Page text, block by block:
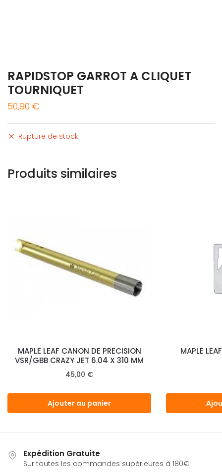
RAPIDSTOP GARROT A CLIQUET
TOURNIQUET
50,90 €
Rupture de stock
Produits similaires
MAPLE LEAF CANON DE PRECISION
VSR/GBB CRAZY JET 6.04 X 310 MM
45,00 €
Ajouter au panier
MAPLE
Expédition Gratuite
Sur toutes les commandes supérieures à 180€